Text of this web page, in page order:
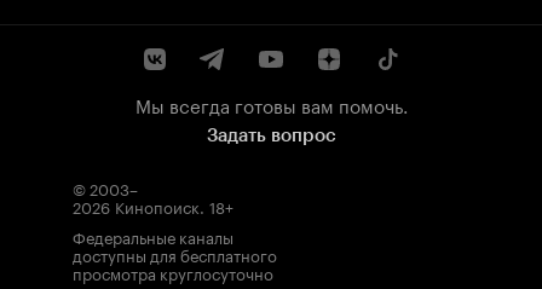
Мы всегда готовы вам помочь.
Задать вопрос
© 2003–
2026 Кинопоиск. 18+
Федеральные каналы
доступны для бесплатного
просмотра круглосуточно